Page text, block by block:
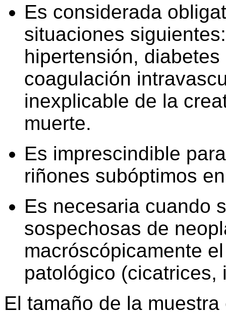
Es considerada
situaciones
hipertensión,
coagulación
inexplicable de la
muerte.
Es imprescindible
riñones subóptimos
Es necesaria cuando
sospechosas de
macróscópicamente
patológico (cicatrices,
El tamaño de la